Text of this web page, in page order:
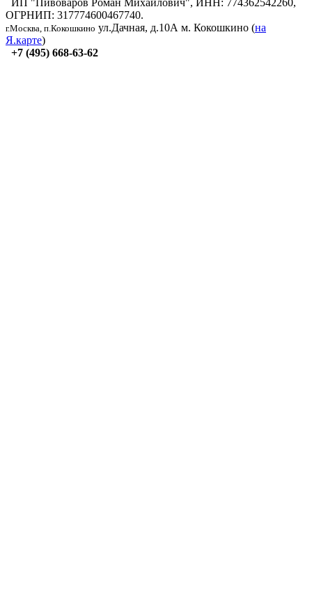
ОГРНИП: 317774600467740.
г.Москва, п.Кокошкино ул.Дачная, д.10А м. Кокошкино (на
Я.карте)
+7 (495) 668-63-62